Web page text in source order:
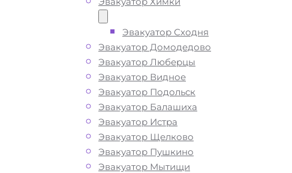
Эвакуатор Сходня
Эвакуатор Домодедово
Эвакуатор Люберцы
Эвакуатор Видное
Эвакуатор Подольск
Эвакуатор Балашиха
Эвакуатор Истра
Эвакуатор Щелково
Эвакуатор Пушкино
Эвакуатор Мытищи
ТЕЛЕФОН WHATSAPP